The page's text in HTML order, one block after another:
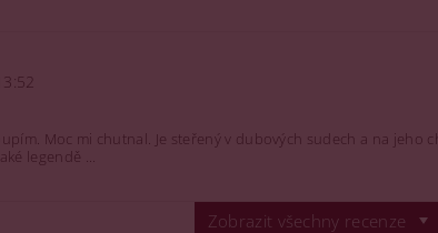
Moc mi chutnal. Je steřený v dubových sudech a na
legendě ...
Zobrazit všechny recenze